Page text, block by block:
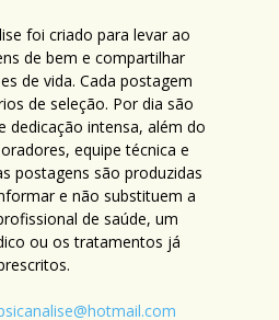
foi criado para levar ao
de bem e compartilhar
de vida. Cada postagem
de seleção. Por dia são
dedicação intensa, além do
equipe técnica e
postagens são produzidas
e não substituem a
de saúde, um
ou os tratamentos já